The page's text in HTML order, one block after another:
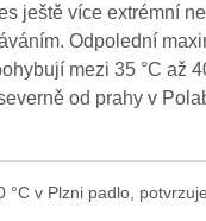
ještě více extrémní
Odpolední
mezi 35 °C až
od prahy v
°C v Plzni padlo,